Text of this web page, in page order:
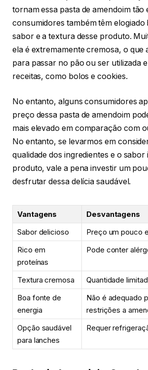
tornam essa pasta de amendoim tão
consumidores também têm elogiado
sabor e a textura desse produto.
ela é extremamente cremosa, o que
para passar no pão ou ser utilizada
receitas, como bolos e cookies.
No entanto, alguns consumidores
preço dessa pasta de amendoim
mais elevado em comparação com
No entanto, se levarmos em
qualidade dos ingredientes e o
produto, vale a pena investir um
desfrutar dessa delícia saudável.
Vantagens
Desvantagens
Sabor delicioso
Preço um pouco
Rico em
proteínas
Pode conter
Textura cremosa
Quantidade
Boa fonte de
energia
Não é adequado
restrições a
Opção saudável
para lanches
Requer